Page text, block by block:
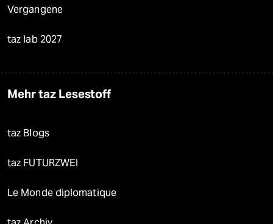
Vergangene
taz lab 2027
Mehr taz Lesestoff
taz Blogs
taz FUTURZWEI
Le Monde diplomatique